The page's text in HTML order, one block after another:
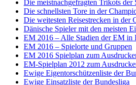
Die meistnachgefragten Trikots der
Die schnellsten Tore in der
Die weitesten Reisestrecken in der
Dänische Spieler mit den meisten
EM 2016 – Alle Stadien der EM in
EM 2016 – Spielorte und Gruppen
EM 2016 Spielplan zum
EM-Spielplan 2012 zum
Ewige Eigentorschützenliste der
Ewige Einsatzliste der Bundesliga